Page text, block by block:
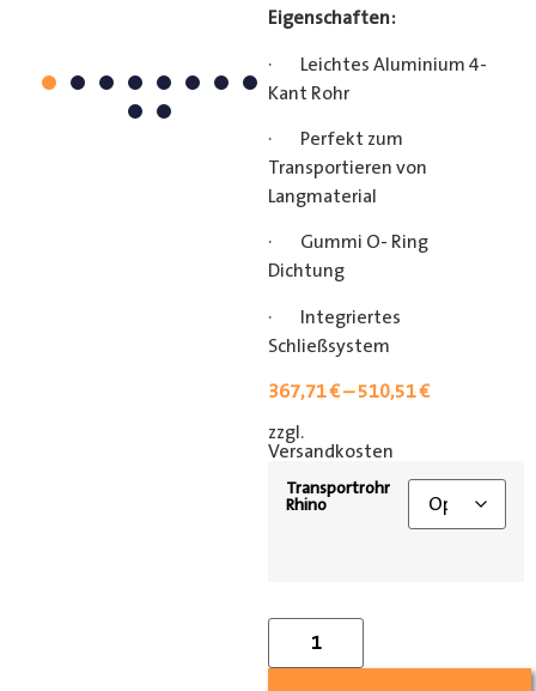
Eigenschaften:
· Leichtes Aluminium 4-
Kant Rohr
· Perfekt zum
Transportieren von
Langmaterial
· Gummi O- Ring
Dichtung
· Integriertes
Schließsystem
367,71€–510,51€
zzgl.
Versandkosten
Transportrohr
Rhino